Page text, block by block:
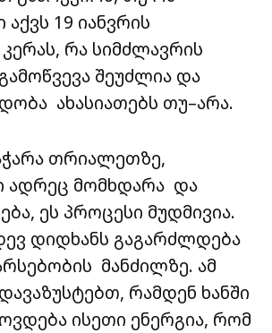
19 იანვრის
რა სიმძლავრის
შეუძლია და
ახასიათებს თუ–არა.
თრიალეთზე,
ადრეც მომხდარა და
ეს პროცესი მუდმივია.
დიდხანს გაგარძლდება
მანძილზე. ამ
რამდენ ხანში
ისეთი ენერგია, რომ